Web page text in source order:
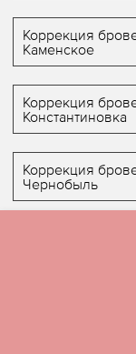
Коррекция
Каменское
Коррекция
Константиновка
Коррекция
Чернобыль